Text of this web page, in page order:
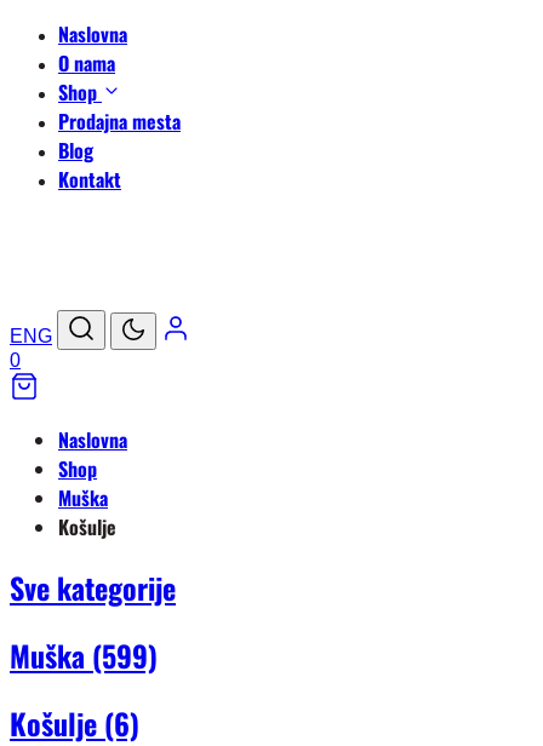
Naslovna
O nama
Shop
Prodajna mesta
Blog
Kontakt
ENG
0
Naslovna
Shop
Muška
Košulje
Sve kategorije
Muška (599)
Košulje(6)